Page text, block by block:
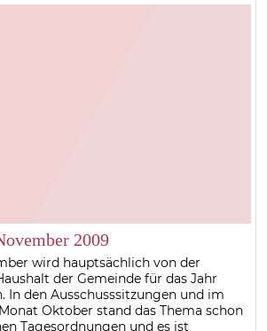
2009
wird hauptsächlich von der
der Gemeinde für das Jahr
In den Ausschusssitzungen und im
Oktober stand das Thema schon
Tagesordnungen und es ist